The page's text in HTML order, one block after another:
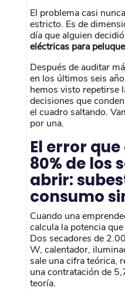
El problema casi
estricto. Es de
día que alguien
eléctricas para
Después de auditar
en los últimos seis
hemos visto repetirse
decisiones que
el cuadro saltando.
por una.
El error
80% de los
abrir:
consumo
Cuando una
calcula la potencia
Dos secadores de
W, calentador,
sale una cifra teórica,
una contratación de
teoría.